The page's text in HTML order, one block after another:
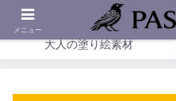
印刷して楽しめる、幻想
大人の塗り絵素材
メニュー